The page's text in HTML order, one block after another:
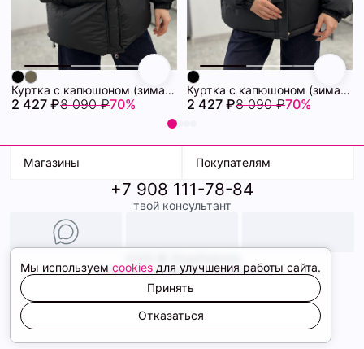
Куртка с капюшоном (зима) 72460880\15
2 427 ₽8 090 ₽70%
Куртка с капюшоном (зима) 72460878\15
2 427 ₽8 090 ₽70%
Магазины
ТК Терминал
ТРК Континент
Покупателям
Доставка
Условия оплаты
Образы
+7 908 111-78-84
твой консультант
Политика конфиденциальности
Соглашение cookie
Сайт создали
Мы используем cookies для улучшения работы сайта.
Принять
Отказаться